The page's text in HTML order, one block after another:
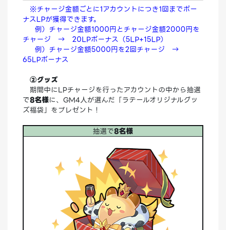
※チャージ金額ごとに1アカウントにつき1回までボー
ナスLPが獲得できます。
例）チャージ金額1000円とチャージ金額2000円を
チャージ → 20LPボーナス（5LP+15LP）
例）チャージ金額5000円を2回チャージ →
65LPボーナス
②グッズ
期間中にLPチャージを行ったアカウントの中から抽選
で8名様に、GM4人が選んだ「ラテールオリジナルグッ
ズ福袋」をプレゼント！
抽選で8名様